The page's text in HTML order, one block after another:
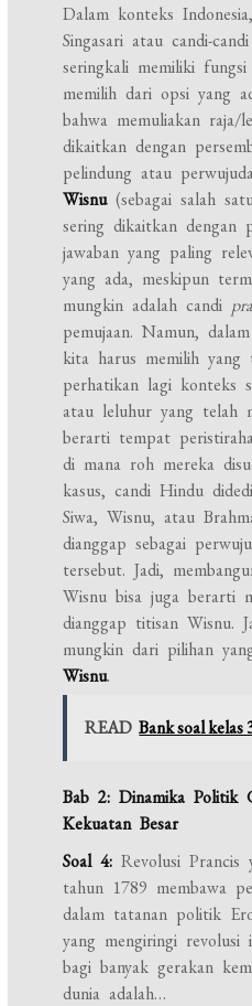
Dalam konteks
Singasari atau candi-
seringkali memiliki
memilih dari opsi yang
bahwa memuliakan raja/
dikaitkan dengan
pelindung atau
Wisnu(sebagai salah
sering dikaitkan dengan
jawaban yang paling
yang ada, meskipun
mungkin adalah candi
pemujaan. Namun,
kita harus memilih
perhatikan lagi konteks
atau leluhur yang telah
berarti tempat
di mana roh mereka
kasus, candi Hindu
Siwa, Wisnu, atau
dianggap sebagai
tersebut. Jadi,
Wisnu bisa juga berarti
dianggap titisan Wisnu.
mungkin dari pilihan
Wisnu.
READ Bank soal kelas
Bab 2: Dinamika Politik
Kekuatan Besar
Soal 4: Revolusi Prancis
tahun 1789 membawa
dalam tatanan politik
yang mengiringi revolusi
bagi banyak gerakan
dunia adalah…